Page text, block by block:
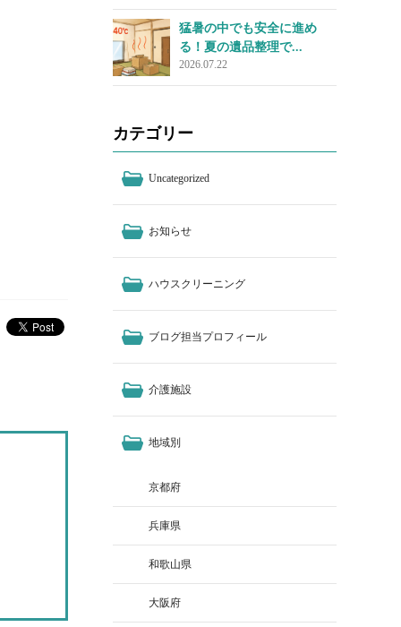
猛暑の中でも安全に進め
る！夏の遺品整理で...
2026.07.22
カテゴリー
Uncategorized
お知らせ
ハウスクリーニング
ブログ担当プロフィール
介護施設
地域別
京都府
兵庫県
和歌山県
大阪府